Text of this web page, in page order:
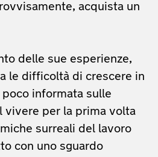
acquista un
delle sue esperienze,
le difficoltà di crescere in
poco informata sulle
vivere per la prima volta
surreali del lavoro
con uno sguardo